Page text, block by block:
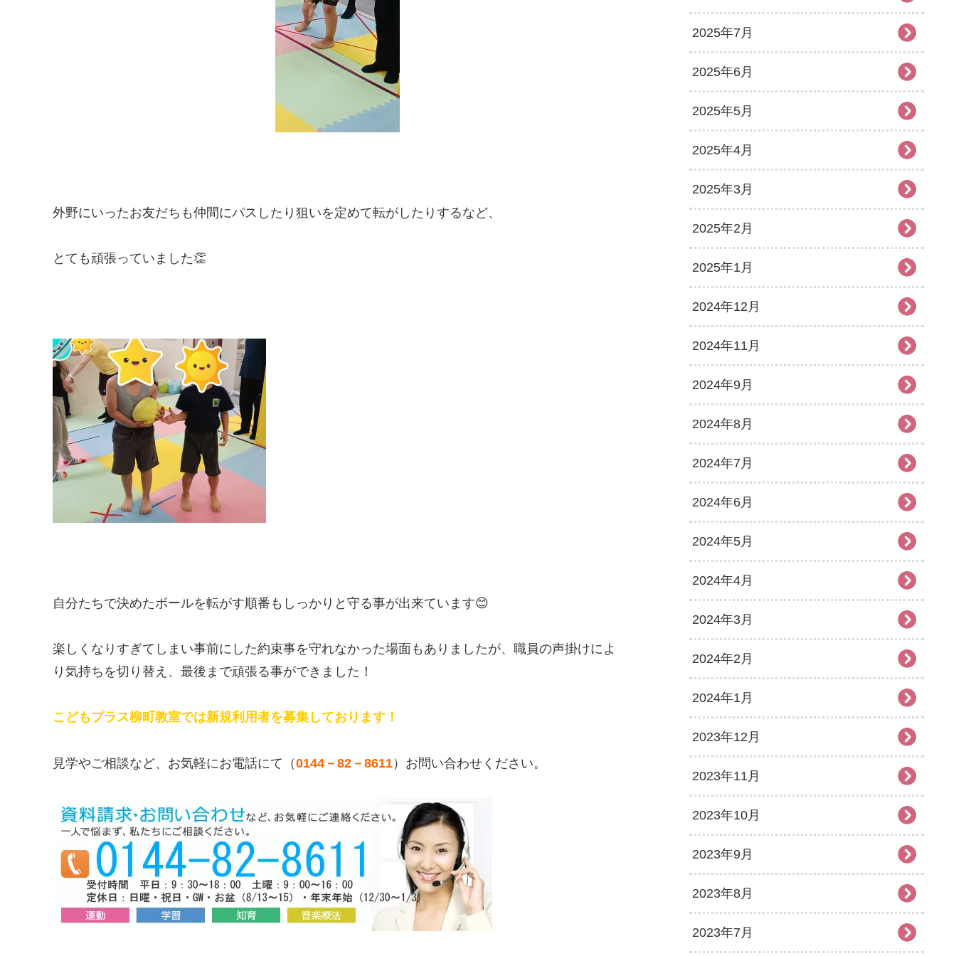
外野にいったお友だちも仲間にパスしたり狙いを定めて転がしたりするなど、
とても頑張っていました👏
自分たちで決めたボールを転がす順番もしっかりと守る事が出来ています😊
楽しくなりすぎてしまい事前にした約束事を守れなかった場面もありましたが、職員の声掛けによ
り気持ちを切り替え、最後まで頑張る事ができました！
こどもプラス柳町教室では新規利用者を募集しております！
見学やご相談など、お気軽にお電話にて（0144－82－8611）お問い合わせください。
2025年7月
2025年6月
2025年5月
2025年4月
2025年3月
2025年2月
2025年1月
2024年12月
2024年11月
2024年9月
2024年8月
2024年7月
2024年6月
2024年5月
2024年4月
2024年3月
2024年2月
2024年1月
2023年12月
2023年11月
2023年10月
2023年9月
2023年8月
2023年7月